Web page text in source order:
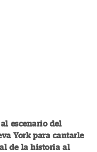
escenario del
York para cantarle
de la historia al